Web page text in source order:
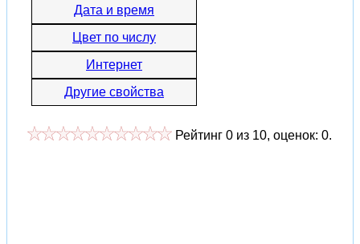
Дата и время
Цвет по числу
Интернет
Другие свойства
Рейтинг 0 из 10, оценок: 0.